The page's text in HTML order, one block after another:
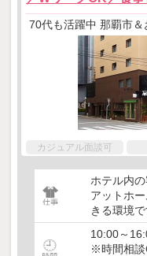
70代も活躍中 那覇市＆
カジュアル面談可
ホテル内
アットホ
きる環境で
10:00～
※時間相談